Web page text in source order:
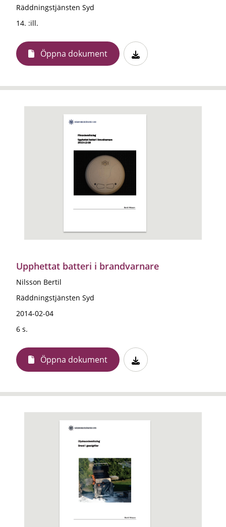
Räddningstjänsten Syd
14. :ill.
Öppna dokument
Upphettat batteri i brandvarnare
Nilsson Bertil
Räddningstjänsten Syd
2014-02-04
6 s.
Öppna dokument